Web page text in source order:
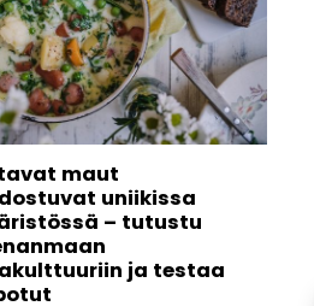
maut
uniikissa
– tutustu
ja testaa